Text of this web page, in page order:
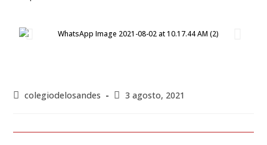
colegiodelosandes 3 agosto, 2021